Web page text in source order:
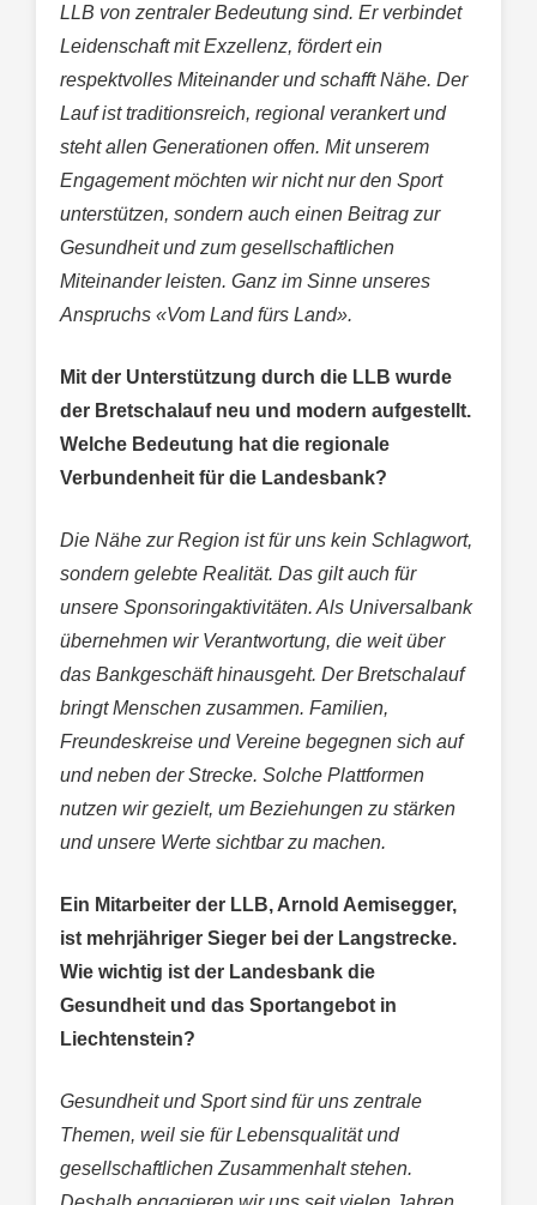
LLB von zentraler Bedeutung sind. Er verbindet
Leidenschaft mit Exzellenz, fördert ein
respektvolles Miteinander und schafft Nähe. Der
Lauf ist traditionsreich, regional verankert und
steht allen Generationen offen. Mit unserem
Engagement möchten wir nicht nur den Sport
unterstützen, sondern auch einen Beitrag zur
Gesundheit und zum gesellschaftlichen
Miteinander leisten. Ganz im Sinne unseres
Anspruchs «Vom Land fürs Land».
Mit der Unterstützung durch die LLB wurde
der Bretschalauf neu und modern aufgestellt.
Welche Bedeutung hat die regionale
Verbundenheit für die Landesbank?
Die Nähe zur Region ist für uns kein Schlagwort,
sondern gelebte Realität. Das gilt auch für
unsere Sponsoringaktivitäten. Als Universalbank
übernehmen wir Verantwortung, die weit über
das Bankgeschäft hinausgeht. Der Bretschalauf
bringt Menschen zusammen. Familien,
Freundeskreise und Vereine begegnen sich auf
und neben der Strecke. Solche Plattformen
nutzen wir gezielt, um Beziehungen zu stärken
und unsere Werte sichtbar zu machen.
Ein Mitarbeiter der LLB, Arnold Aemisegger,
ist mehrjähriger Sieger bei der Langstrecke.
Wie wichtig ist der Landesbank die
Gesundheit und das Sportangebot in
Liechtenstein?
Gesundheit und Sport sind für uns zentrale
Themen, weil sie für Lebensqualität und
gesellschaftlichen Zusammenhalt stehen.